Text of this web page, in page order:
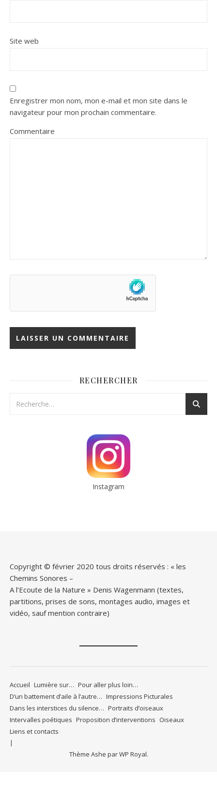
Site web
Enregistrer mon nom, mon e-mail et mon site dans le
navigateur pour mon prochain commentaire.
Commentaire
RECHERCHER
Instagram
Copyright © février 2020 tous droits réservés : « les
Chemins Sonores –
A l’Ecoute de la Nature » Denis Wagenmann (textes,
partitions, prises de sons, montages audio, images et
vidéo, sauf mention contraire)
Accueil Lumière sur… Pour aller plus loin…
D’un battement d’aile à l’autre… Impressions Picturales
Dans les interstices du silence… Portraits d’oiseaux
Intervalles poétiques Proposition d’interventions Oiseaux
Liens et contacts
Thème Ashe parWP Royal.